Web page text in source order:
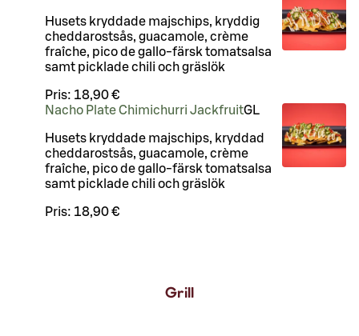
Husets kryddade majschips, kryddig
cheddarostsås, guacamole, crème
fraîche, pico de gallo-färsk tomatsalsa
samt picklade chili och gräslök
Pris: 18,90 €
Nacho Plate Chimichurri JackfruitGL
Husets kryddade majschips, kryddad
cheddarostsås, guacamole, crème
fraîche, pico de gallo-färsk tomatsalsa
samt picklade chili och gräslök
Pris: 18,90 €
Grill